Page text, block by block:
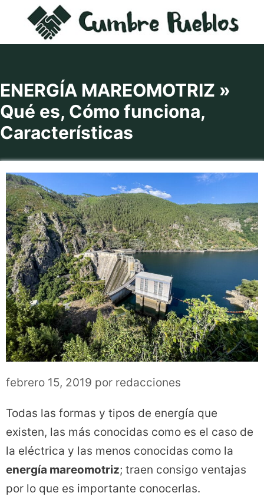
contenido
ENERGÍA MAREOMOTRIZ »
Qué es, Cómo funciona,
Características
febrero 15, 2019 por redacciones
Todas las formas y tipos de energía que
existen, las más conocidas como es el caso de
la eléctrica y las menos conocidas como la
energía mareomotriz; traen consigo ventajas
por lo que es importante conocerlas.